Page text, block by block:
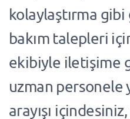
kolaylaştırma
bakım talepleri
ekibiyle iletişime
uzman personele
arayışı